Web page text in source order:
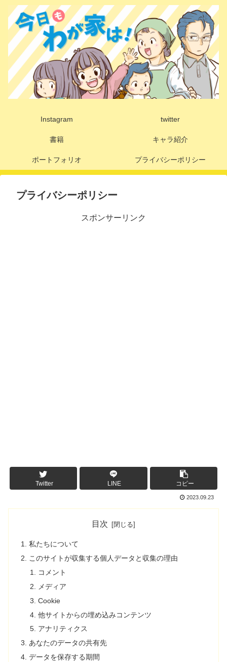
Instagram twitter
書籍 キャラ紹介
ポートフォリオ プライバシーポリシー
プライバシーポリシー
スポンサーリンク
Twitter LINE コピー
2023.09.23
目次
私たちについて
このサイトが収集する個人データと収集の理由
コメント
メディア
Cookie
他サイトからの埋め込みコンテンツ
アナリティクス
あなたのデータの共有先
データを保存する期間